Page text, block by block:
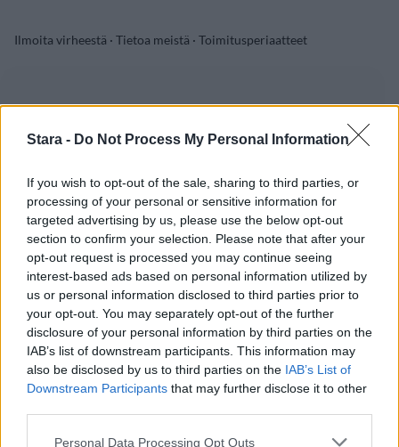
Stara - Do Not Process My Personal Information
If you wish to opt-out of the sale, sharing to third parties, or
processing of your personal or sensitive information for
targeted advertising by us, please use the below opt-out
section to confirm your selection. Please note that after your
opt-out request is processed you may continue seeing
interest-based ads based on personal information utilized by
us or personal information disclosed to third parties prior to
your opt-out. You may separately opt-out of the further
disclosure of your personal information by third parties on the
IAB’s list of downstream participants. This information may
also be disclosed by us to third parties on the IAB’s List of
Downstream Participants that may further disclose it to other
Personal Data Processing Opt Outs
Ilmoita virheestä · Tietoa meistä · Toimitusperiaatteet